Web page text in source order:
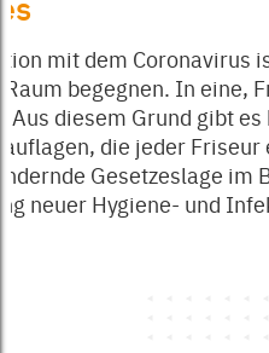
mit dem Coronavirus
begegnen. In eine,
Aus diesem Grund gibt
die jeder
Gesetzeslage im
neuer Hygiene- und